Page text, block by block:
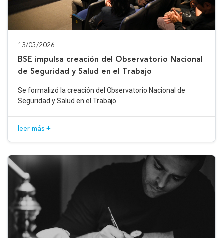
13/05/2026
BSE impulsa creación del Observatorio Nacional
de Seguridad y Salud en el Trabajo
Se formalizó la creación del Observatorio Nacional de
Seguridad y Salud en el Trabajo.
leer más +